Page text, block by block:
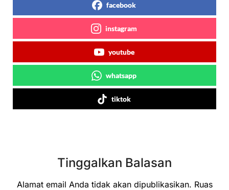
facebook
instagram
youtube
whatsapp
tiktok
Tinggalkan Balasan
Alamat email Anda tidak akan dipublikasikan. Ruas